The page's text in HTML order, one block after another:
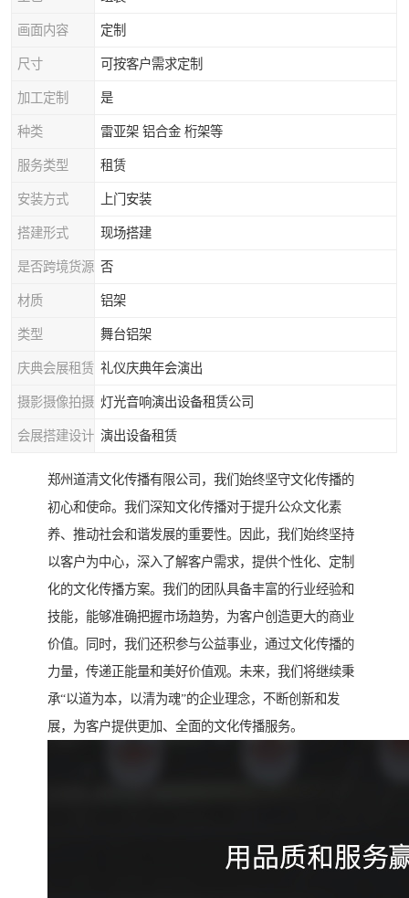
画面内容 定制
尺寸 可按客户需求定制
加工定制 是
种类 雷亚架 铝合金 桁架等
服务类型 租赁
安装方式 上门安装
搭建形式 现场搭建
是否跨境货源 否
材质 铝架
类型 舞台铝架
庆典会展租赁 礼仪庆典年会演出
摄影摄像拍摄 灯光音响演出设备租赁公司
会展搭建设计 演出设备租赁
郑州道清文化传播有限公司，我们始终坚守文化传播的
初心和使命。我们深知文化传播对于提升公众文化素
养、推动社会和谐发展的重要性。因此，我们始终坚持
以客户为中心，深入了解客户需求，提供个性化、定制
化的文化传播方案。我们的团队具备丰富的行业经验和
技能，能够准确把握市场趋势，为客户创造更大的商业
价值。同时，我们还积参与公益事业，通过文化传播的
力量，传递正能量和美好价值观。未来，我们将继续秉
承“以道为本，以清为魂”的企业理念，不断创新和发
展，为客户提供更加、全面的文化传播服务。